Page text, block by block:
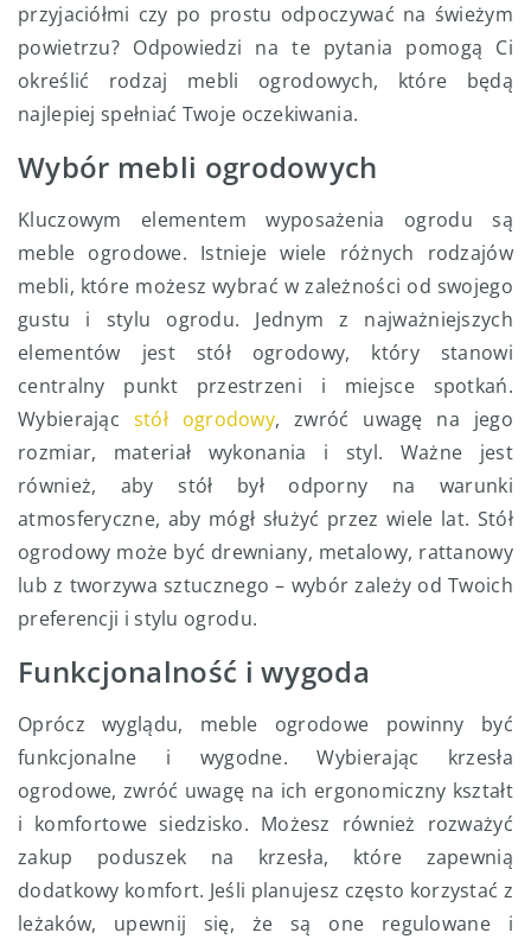
przyjaciółmi czy po prostu odpoczywać na świeżym
powietrzu? Odpowiedzi na te pytania pomogą Ci
określić rodzaj mebli ogrodowych, które będą
najlepiej spełniać Twoje oczekiwania.
Wybór mebli ogrodowych
Kluczowym elementem wyposażenia ogrodu są
meble ogrodowe. Istnieje wiele różnych rodzajów
mebli, które możesz wybrać w zależności od swojego
gustu i stylu ogrodu. Jednym z najważniejszych
elementów jest stół ogrodowy, który stanowi
centralny punkt przestrzeni i miejsce spotkań.
Wybierając stół ogrodowy, zwróć uwagę na jego
rozmiar, materiał wykonania i styl. Ważne jest
również, aby stół był odporny na warunki
atmosferyczne, aby mógł służyć przez wiele lat. Stół
ogrodowy może być drewniany, metalowy, rattanowy
lub z tworzywa sztucznego – wybór zależy od Twoich
preferencji i stylu ogrodu.
Funkcjonalność i wygoda
Oprócz wyglądu, meble ogrodowe powinny być
funkcjonalne i wygodne. Wybierając krzesła
ogrodowe, zwróć uwagę na ich ergonomiczny kształt
i komfortowe siedzisko. Możesz również rozważyć
zakup poduszek na krzesła, które zapewnią
dodatkowy komfort. Jeśli planujesz często korzystać z
leżaków, upewnij się, że są one regulowane i